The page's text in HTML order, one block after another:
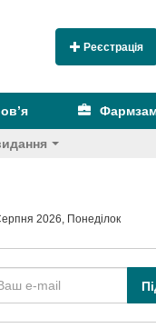
Реєстрація
2026, Понеділок